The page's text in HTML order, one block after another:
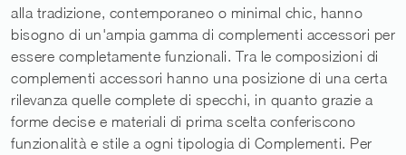
alla tradizione, contemporaneo o minimal chic, hanno
bisogno di un'ampia gamma di complementi accessori per
essere completamente funzionali. Tra le composizioni di
complementi accessori hanno una posizione di una certa
rilevanza quelle complete di specchi, in quanto grazie a
forme decise e materiali di prima scelta conferiscono
funzionalità e stile a ogni tipologia di Complementi. Per